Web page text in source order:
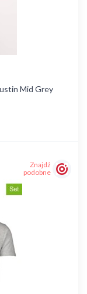
Mid Grey
Znajdź
podobne